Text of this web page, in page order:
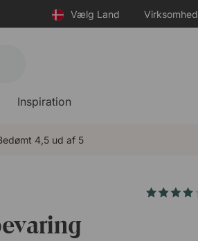
Vælg Land Virksomhed
Inspiration
4,5 ud af 5